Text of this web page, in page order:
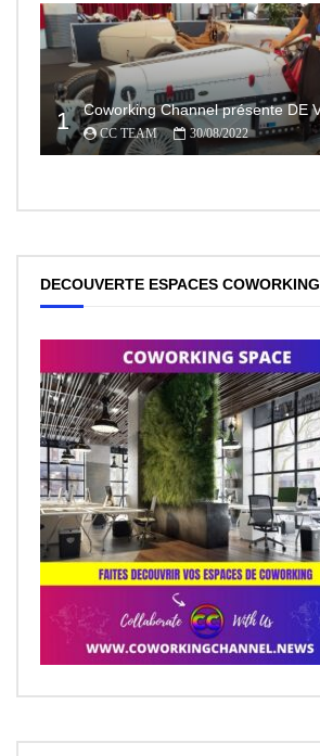
1 CC TEAM 30/08/2022
DECOUVERTE ESPACES COWORKING